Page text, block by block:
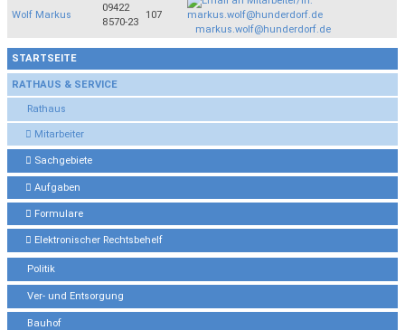
STARTSEITE
RATHAUS & SERVICE
Rathaus
Mitarbeiter
Sachgebiete
Aufgaben
Formulare
Elektronischer Rechtsbehelf
Politik
Ver- und Entsorgung
Bauhof
Wolf Markus
09422
8570-23
107
markus.wolf@hunderdorf.de